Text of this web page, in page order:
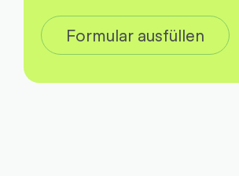
Formular ausfüllen